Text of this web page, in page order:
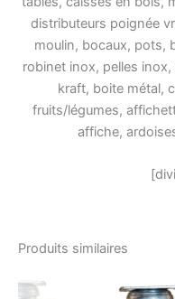
distributeurs poignée
moulin, bocaux, pots,
robinet inox, pelles
kraft, boite métal,
fruits/légumes,
affiche,
Produits similaires